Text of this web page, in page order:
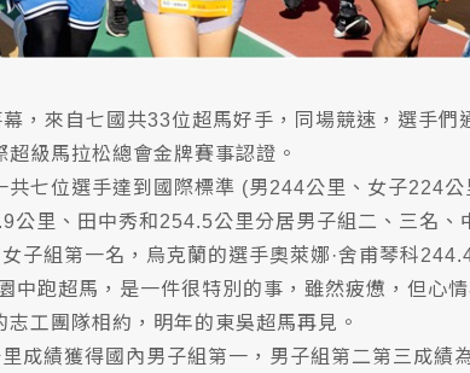
，來自七國共33位超馬好手，同場競速，選手
級馬拉松總會金牌賽事認證。
七位選手達到國際標準 (男244公里、女子224
公里、田中秀和254.5公里分居男子組二、三名
子組第一名，烏克蘭的選手奧萊娜·舍甫琴科
中跑超馬，是一件很特別的事，雖然疲憊，但心
工團隊相約，明年的東吳超馬再見。
成績獲得國內男子組第一，男子組第二第三成